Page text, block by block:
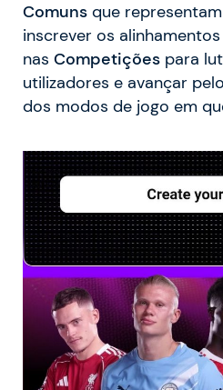
Comuns que
inscrever os alinhamentos
nas Competições para
utilizadores e avançar
dos modos de jogo em